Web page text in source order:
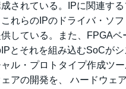
されている。IPに関連す
これらのIPのドライバ・ソ
している。また、FPGA
とそれを組み込むSoCが
ル・プロトタイプ作成ツ
アの開発を、 ハードウェ